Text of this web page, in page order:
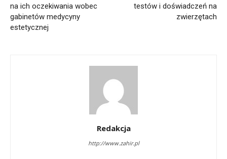
na ich oczekiwania wobec
gabinetów medycyny
estetycznej
testów i doświadczeń na
zwierzętach
Redakcja
http://www.zahir.pl